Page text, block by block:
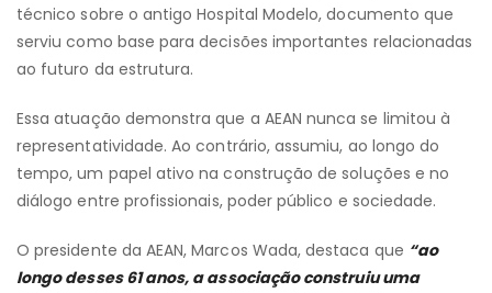
técnico sobre o antigo Hospital Modelo, documento que
serviu como base para decisões importantes relacionadas
ao futuro da estrutura.
Essa atuação demonstra que a AEAN nunca se limitou à
representatividade. Ao contrário, assumiu, ao longo do
tempo, um papel ativo na construção de soluções e no
diálogo entre profissionais, poder público e sociedade.
O presidente da AEAN, Marcos Wada, destaca que “ao
longo desses 61 anos, a associação construiu uma